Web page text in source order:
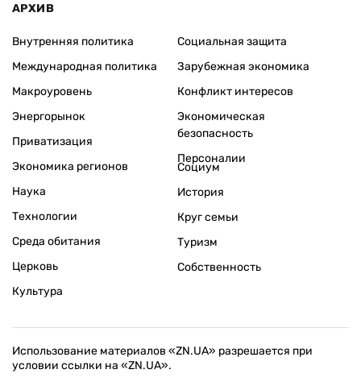
АРХИВ
Внутренняя политика
Международная политика
Макроуровень
Энергорынок
Приватизация
Экономика регионов
Социальная защита
Зарубежная экономика
Конфликт интересов
Экономическая
безопасность
Персоналии
Наука
Технологии
Среда обитания
Церковь
Культура
Социум
История
Круг семьи
Туризм
Собственность
Использование материалов «ZN.UA» разрешается при
условии ссылки на «ZN.UA».